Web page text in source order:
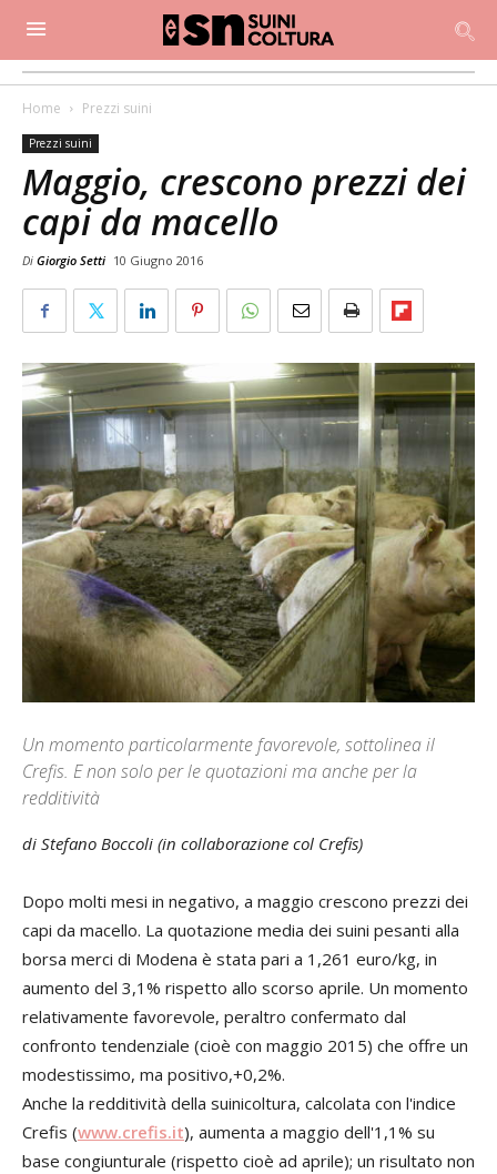
Home Prezzi suini
Prezzi suini
Maggio, crescono prezzi dei
capi da macello
Di Giorgio Setti 10 Giugno 2016
Un momento particolarmente favorevole, sottolinea il
Crefis. E non solo per le quotazioni ma anche per la
redditività
di Stefano Boccoli (in collaborazione col Crefis)
Dopo molti mesi in negativo, a maggio crescono prezzi dei
capi da macello. La quotazione media dei suini pesanti alla
borsa merci di Modena è stata pari a 1,261 euro/kg, in
aumento del 3,1% rispetto allo scorso aprile. Un momento
relativamente favorevole, peraltro confermato dal
confronto tendenziale (cioè con maggio 2015) che offre un
modestissimo, ma positivo,+0,2%.
Anche la redditività della suinicoltura, calcolata con l'indice
Crefis (www.crefis.it), aumenta a maggio dell'1,1% su
base congiunturale (rispetto cioè ad aprile); un risultato non